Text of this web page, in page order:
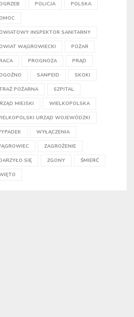
POLICJA POLSKA
INSPEKTOR SANITARNY
WĄGROWIECKI POŻAR
PROGNOZA PRĄD
SANPEID SKOKI
POŻARNA SZPITAL
MIEJSKI WIELKOPOLSKA
URZĄD WOJEWÓDZKI
WYŁĄCZENIA
ZAGROŻENIE
SIĘ ZGONY ŚMIERĆ